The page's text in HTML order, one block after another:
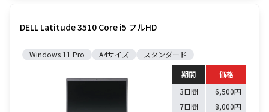
DELL Latitude 3510 Core i5 フルHD
Windows 11 Pro A4サイズ
スタンダード
期間
価格
3日間
6,500円
7日間
8,000円